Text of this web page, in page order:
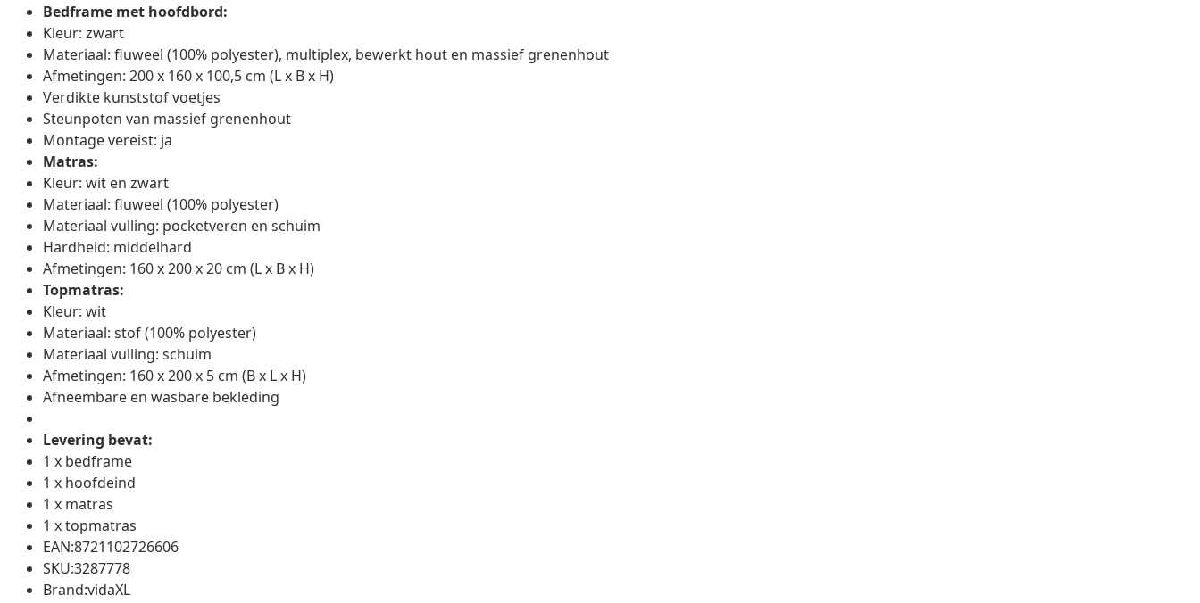
Bedframe met hoofdbord:
Kleur: zwart
Materiaal: fluweel (100% polyester), multiplex, bewerkt hout en massief grenenhout
Afmetingen: 200 x 160 x 100,5 cm (L x B x H)
Verdikte kunststof voetjes
Steunpoten van massief grenenhout
Montage vereist: ja
Matras:
Kleur: wit en zwart
Materiaal: fluweel (100% polyester)
Materiaal vulling: pocketveren en schuim
Hardheid: middelhard
Afmetingen: 160 x 200 x 20 cm (L x B x H)
Topmatras:
Kleur: wit
Materiaal: stof (100% polyester)
Materiaal vulling: schuim
Afmetingen: 160 x 200 x 5 cm (B x L x H)
Afneembare en wasbare bekleding
Levering bevat:
1 x bedframe
1 x hoofdeind
1 x matras
1 x topmatras
EAN:8721102726606
SKU:3287778
Brand:vidaXL